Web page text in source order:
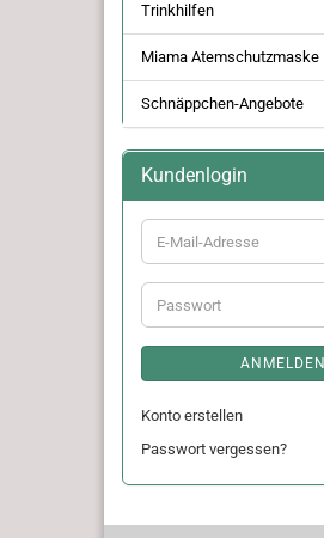
Trinkhilfen
Miama Atemschutzmaske
Schnäppchen-Angebote
Kundenlogin
E-
Mail-
Adresse
Passwort
ANMELDEN
Konto erstellen
Passwort vergessen?